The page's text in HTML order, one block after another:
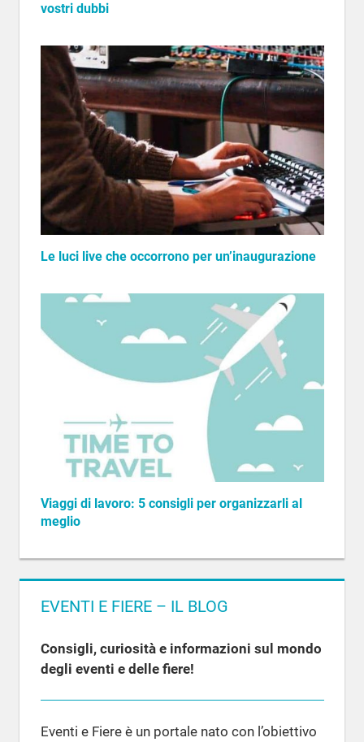
vostri dubbi
Le luci live che occorrono per un’inaugurazione
Viaggi di lavoro: 5 consigli per organizzarli al
meglio
EVENTI E FIERE – IL BLOG
Consigli, curiosità e informazioni sul mondo
degli eventi e delle fiere!
Eventi e Fiere è un portale nato con l’obiettivo